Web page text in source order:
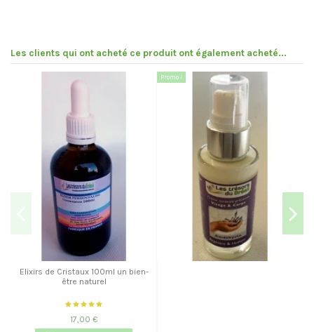
Les clients qui ont acheté ce produit ont également acheté...
Elixirs de Cristaux 100ml un bien-
être naturel
17,00 €
Promo !